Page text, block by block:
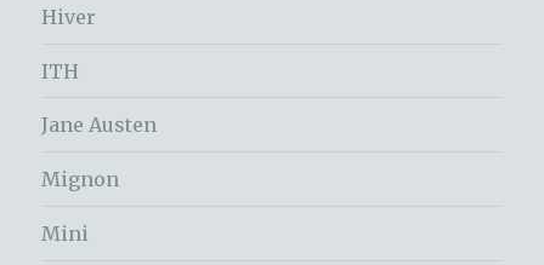
Hiver
ITH
Jane Austen
Mignon
Mini